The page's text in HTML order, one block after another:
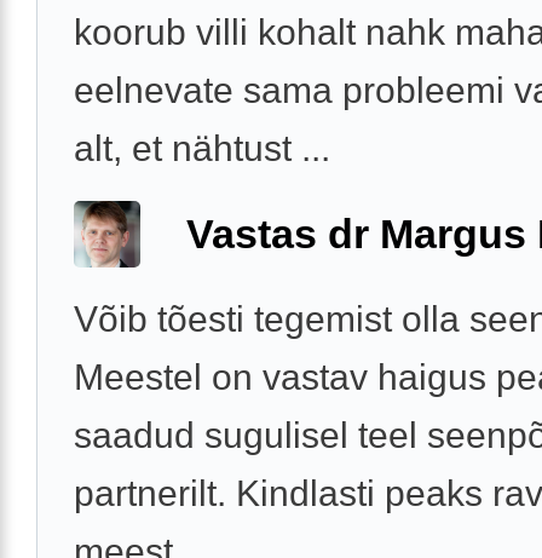
koorub villi kohalt nahk
eelnevate sama probleemi
alt, et nähtust ...
Vastas dr Margus
Võib tõesti tegemist olla
Meestel on vastav haigus
saadud sugulisel teel
partnerilt. Kindlasti peaks